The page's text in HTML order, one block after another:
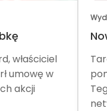
właściciel
umowę w
akcji